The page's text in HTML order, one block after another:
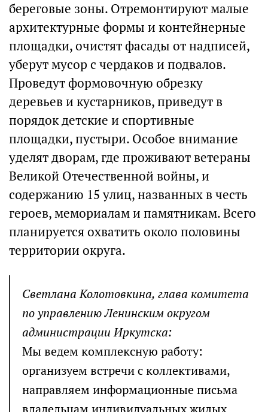
береговые зоны. Отремонтируют малые
архитектурные формы и контейнерные
площадки, очистят фасады от надписей,
уберут мусор с чердаков и подвалов.
Проведут формовочную обрезку
деревьев и кустарников, приведут в
порядок детские и спортивные
площадки, пустыри. Особое внимание
уделят дворам, где проживают ветераны
Великой Отечественной войны, и
содержанию 15 улиц, названных в честь
героев, мемориалам и памятникам. Всего
планируется охватить около половины
территории округа.
Светлана Колотовкина, глава комитета
по управлению Ленинским округом
администрации Иркутска:
Мы ведем комплексную работу:
организуем встречи с коллективами,
направляем информационные письма